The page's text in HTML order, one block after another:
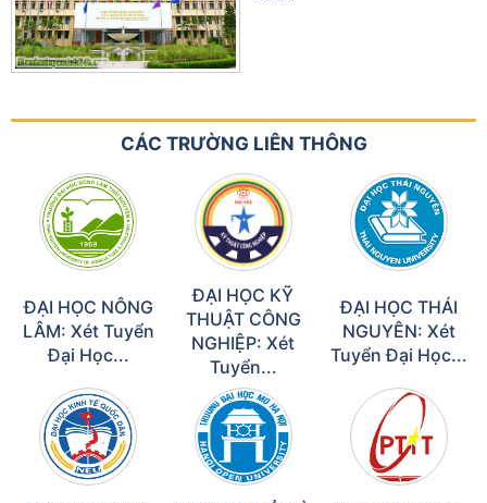
CÁC TRƯỜNG LIÊN THÔNG
ĐẠI HỌC NÔNG
LÂM: Xét Tuyển
Đại Học...
ĐẠI HỌC KỸ
THUẬT CÔNG
NGHIỆP: Xét
Tuyển...
ĐẠI HỌC THÁI
NGUYÊN: Xét
Tuyển Đại Học...